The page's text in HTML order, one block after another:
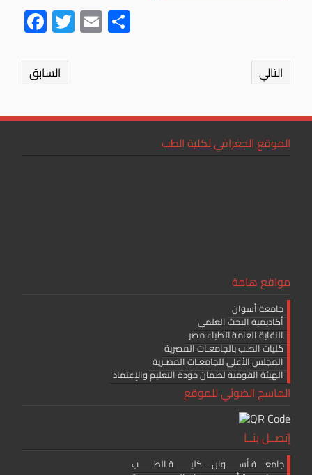
Fac
ok
Twit
Ema
السابق التالي
الموقع الجغرافي لكلية الطب
مواقع هامة
جامعة أسوان
أكاديمية البحث العلمى
النقابة العامة لأطباء مصر
كليات الطـب بالجامعـات المصرية
المجلس الأعلى للجامعـات المصـرية
الهيئة القومية لضمان جودة التعليم والإعتماد
الماسح الضوئي للموقع
إتصــل بنــا
جامعــــة أســــــوان – كليــــــــة الطـــــــب